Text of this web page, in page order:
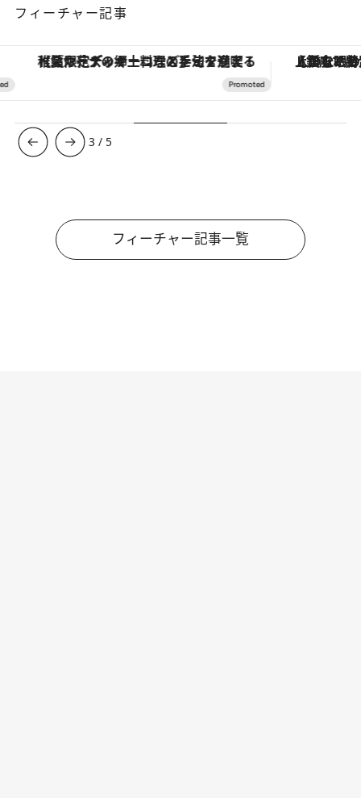
フィーチャー記事
【銀座で出合う最旬美容】美髪ケアや上質な眠り…セルフケアのアップデートから、特別な名入れギフトまで。大人のための「ReFa GINZA」クルーズ
4 / 5
フィーチャー記事一覧